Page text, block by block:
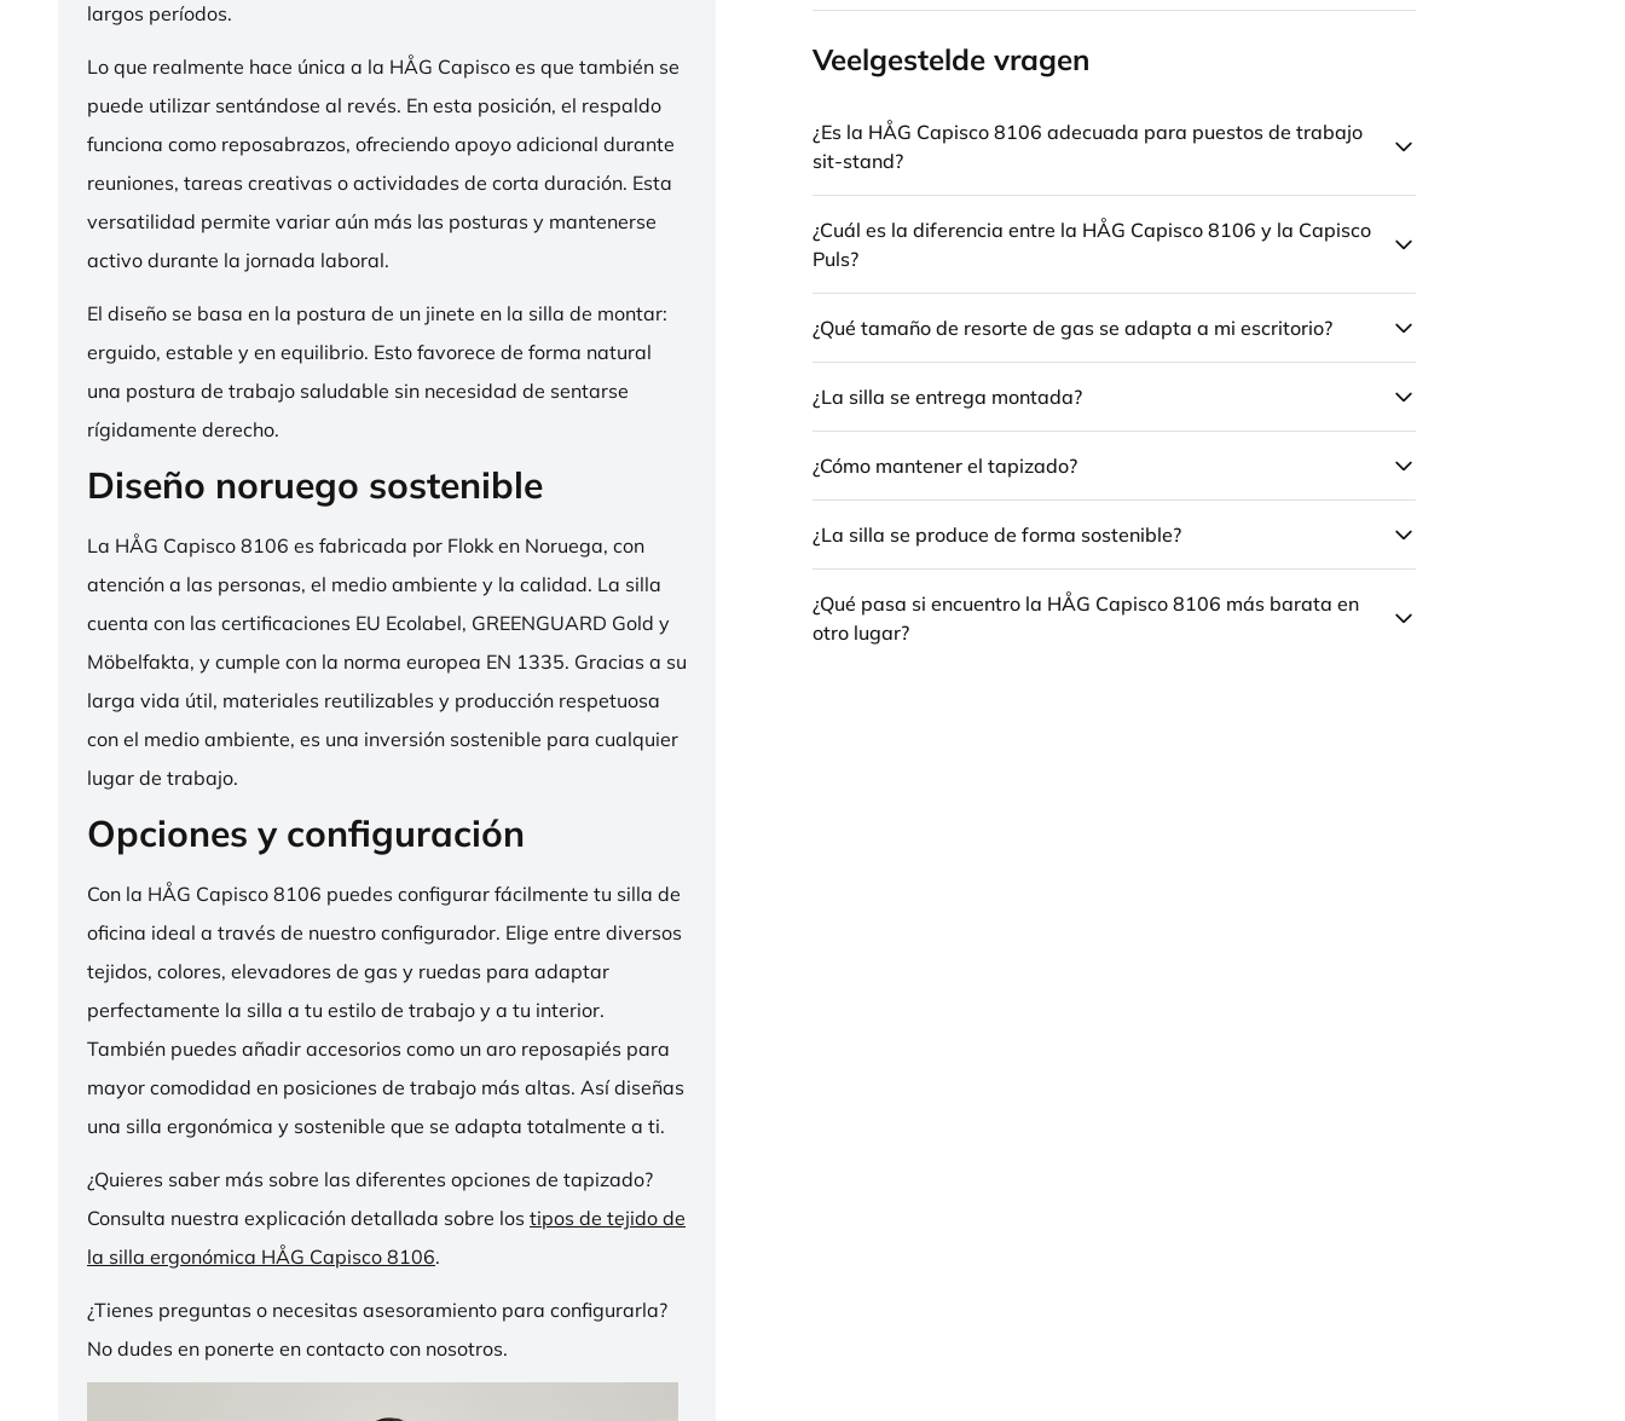
largos períodos.
Lo que realmente hace única a la HÅG Capisco es que también se
puede utilizar sentándose al revés. En esta posición, el respaldo
funciona como reposabrazos, ofreciendo apoyo adicional durante
reuniones, tareas creativas o actividades de corta duración. Esta
versatilidad permite variar aún más las posturas y mantenerse
activo durante la jornada laboral.
El diseño se basa en la postura de un jinete en la silla de montar:
erguido, estable y en equilibrio. Esto favorece de forma natural
una postura de trabajo saludable sin necesidad de sentarse
rígidamente derecho.
Diseño noruego sostenible
La HÅG Capisco 8106 es fabricada por Flokk en Noruega, con
atención a las personas, el medio ambiente y la calidad. La silla
cuenta con las certificaciones EU Ecolabel, GREENGUARD Gold y
Möbelfakta, y cumple con la norma europea EN 1335. Gracias a su
larga vida útil, materiales reutilizables y producción respetuosa
con el medio ambiente, es una inversión sostenible para cualquier
lugar de trabajo.
Opciones y configuración
Con la HÅG Capisco 8106 puedes configurar fácilmente tu silla de
oficina ideal a través de nuestro configurador. Elige entre diversos
tejidos, colores, elevadores de gas y ruedas para adaptar
perfectamente la silla a tu estilo de trabajo y a tu interior.
También puedes añadir accesorios como un aro reposapiés para
mayor comodidad en posiciones de trabajo más altas. Así diseñas
una silla ergonómica y sostenible que se adapta totalmente a ti.
¿Quieres saber más sobre las diferentes opciones de tapizado?
Consulta nuestra explicación detallada sobre los tipos de tejido de
la silla ergonómica HÅG Capisco 8106.
¿Tienes preguntas o necesitas asesoramiento para configurarla?
No dudes en ponerte en contacto con nosotros.
Veelgestelde vragen
¿Es la HÅG Capisco 8106 adecuada para puestos de trabajo
sit-stand?
¿Cuál es la diferencia entre la HÅG Capisco 8106 y la Capisco
Puls?
¿Qué tamaño de resorte de gas se adapta a mi escritorio?
¿La silla se entrega montada?
¿Cómo mantener el tapizado?
¿La silla se produce de forma sostenible?
¿Qué pasa si encuentro la HÅG Capisco 8106 más barata en
otro lugar?